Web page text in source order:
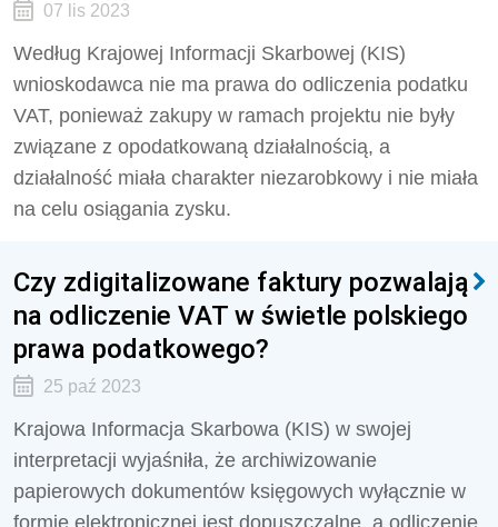
07 lis 2023
Według Krajowej Informacji Skarbowej (KIS)
wnioskodawca nie ma prawa do odliczenia podatku
VAT, ponieważ zakupy w ramach projektu nie były
związane z opodatkowaną działalnością, a
działalność miała charakter niezarobkowy i nie miała
na celu osiągania zysku.
Czy zdigitalizowane faktury pozwalają
na odliczenie VAT w świetle polskiego
prawa podatkowego?
25 paź 2023
Krajowa Informacja Skarbowa (KIS) w swojej
interpretacji wyjaśniła, że archiwizowanie
papierowych dokumentów księgowych wyłącznie w
formie elektronicznej jest dopuszczalne, a odliczenie